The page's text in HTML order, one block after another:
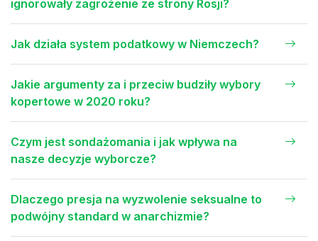
ignorowały zagrożenie ze strony Rosji?
Jak działa system podatkowy w Niemczech?
Jakie argumenty za i przeciw budziły wybory
kopertowe w 2020 roku?
Czym jest sondażomania i jak wpływa na
nasze decyzje wyborcze?
Dlaczego presja na wyzwolenie seksualne to
podwójny standard w anarchizmie?